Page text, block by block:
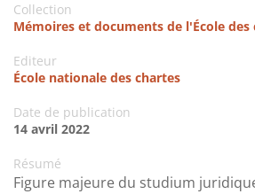
Collection
Mémoires et documents de l'École des
Editeur
École nationale des chartes
Date de publication
14 avril 2022
Résumé
Figure majeure du studium